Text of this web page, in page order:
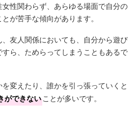
性関わらず、あらゆる場面で自分の
が苦手な傾向があります。
友人関係においても、自分から遊び
ら、ためらってしまうこともあるで
変えたり、誰かを引っ張っていくと
ができないことが多いです。